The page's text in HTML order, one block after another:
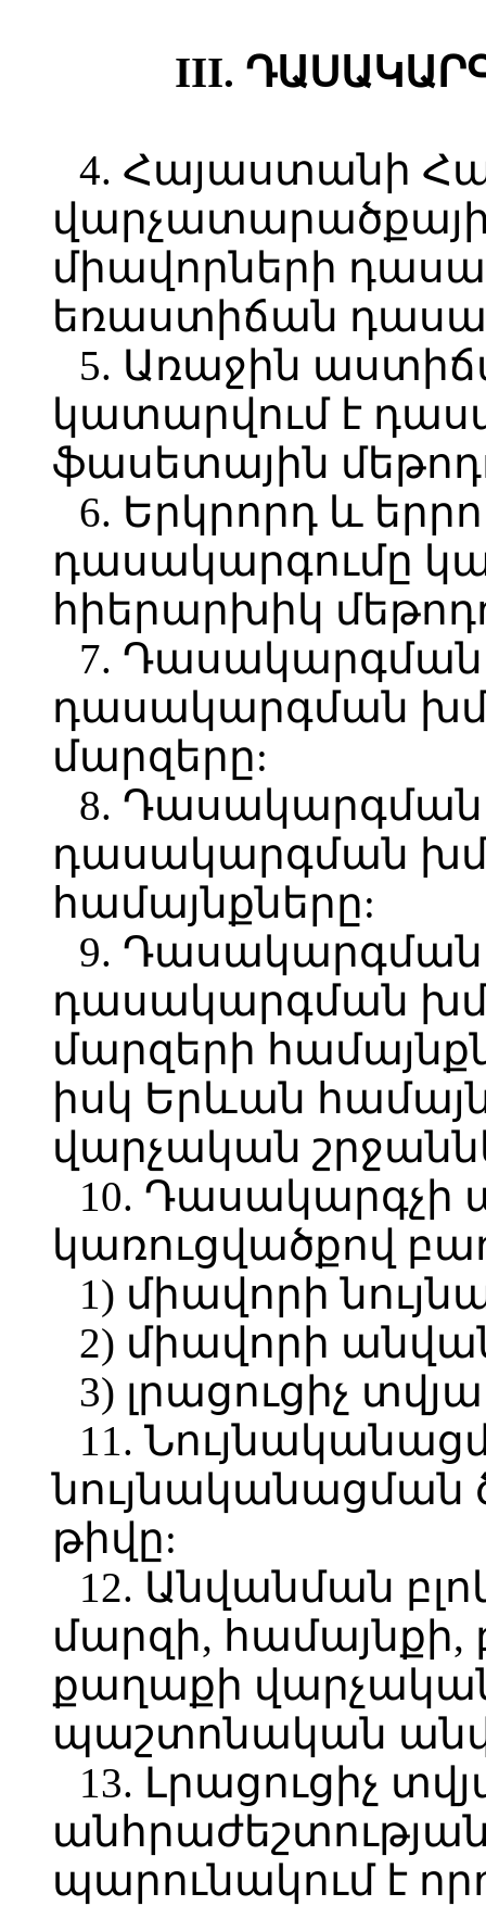
III.
4. Հայաստանի
միավորների
եռաստիճան
5. Առաջին
կատարվում է
ֆասետային
6. Երկրորդ և
դասակարգումը
հիերարխիկ
7.
դասակարգման
մարզերը:
8. Դասակարգման
դասակարգման
համայնքները:
9. Դասակարգման
դասակարգման
մարզերի
իսկ Երևան
վարչական
10. Դասակարգչի
կառուցվածքով
1) միավորի
2) միավորի
3) լրացուցիչ
11.
նույնականացման
թիվը:
12. Անվանման
մարզի,
քաղաքի
պաշտոնական
13. Լրացուցիչ
պարունակում է